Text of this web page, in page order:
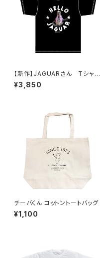
【新作】JAGUARさん Tシャツ
（HELLO JAGUAR）Black
¥3,850
チーバくん コットントートバッグ
¥1,100